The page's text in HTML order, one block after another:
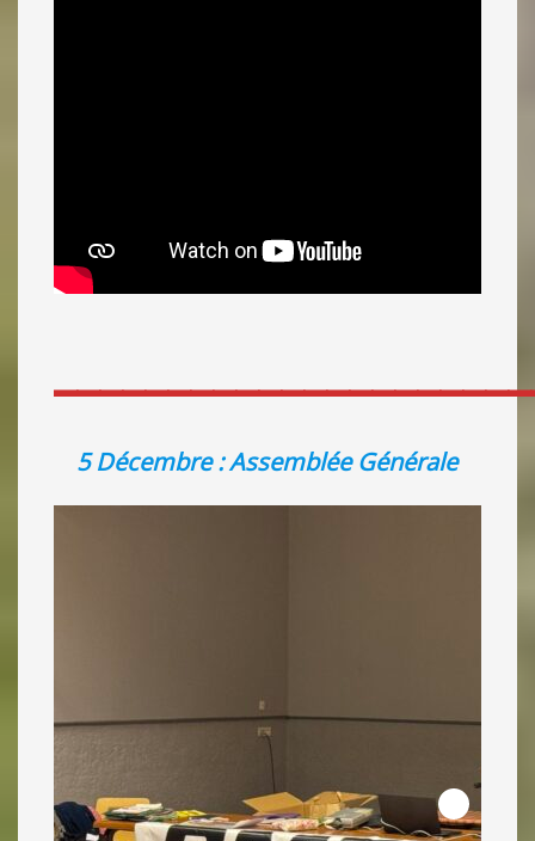
5 Décembre : Assemblée Générale